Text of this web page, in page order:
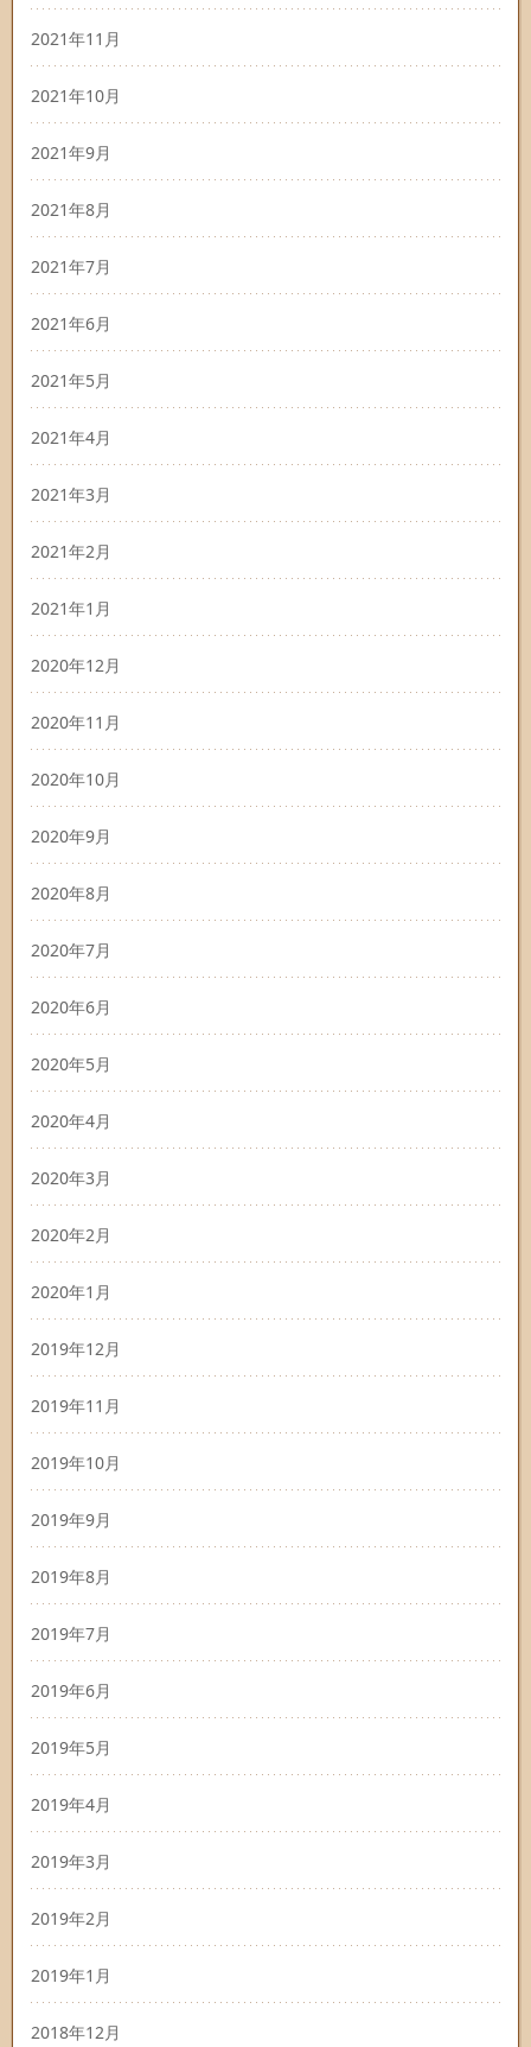
2021年11月
2021年10月
2021年9月
2021年8月
2021年7月
2021年6月
2021年5月
2021年4月
2021年3月
2021年2月
2021年1月
2020年12月
2020年11月
2020年10月
2020年9月
2020年8月
2020年7月
2020年6月
2020年5月
2020年4月
2020年3月
2020年2月
2020年1月
2019年12月
2019年11月
2019年10月
2019年9月
2019年8月
2019年7月
2019年6月
2019年5月
2019年4月
2019年3月
2019年2月
2019年1月
2018年12月